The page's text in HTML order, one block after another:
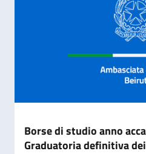
Borse di studio anno
Graduatoria definitiva